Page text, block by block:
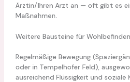
Ärztin/Ihren Arzt an — oft gibt es
Maßnahmen.
Weitere Bausteine für Wohlbefinden
Regelmäßige Bewegung
oder in Tempelhofer Feld),
ausreichend Flüssigkeit und soziale